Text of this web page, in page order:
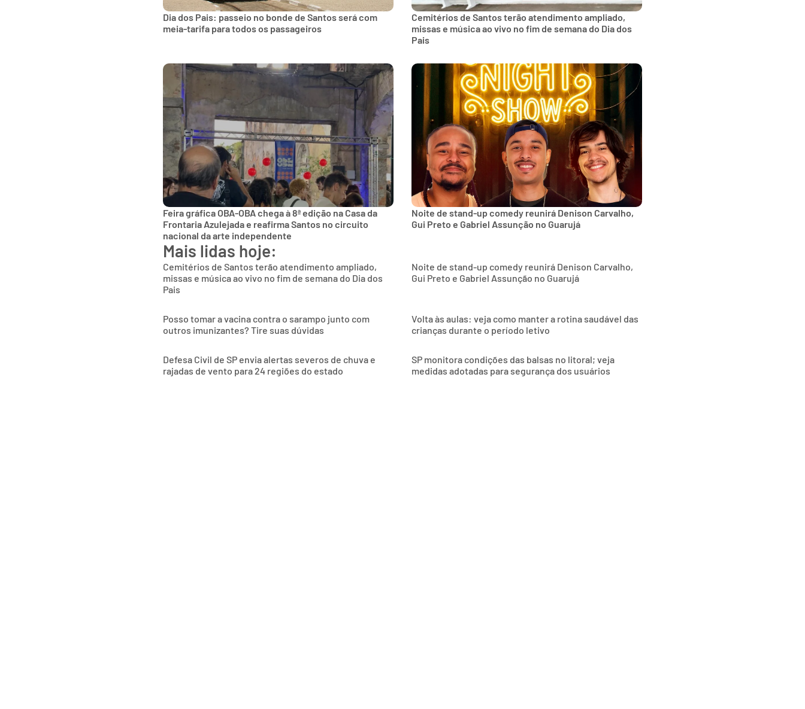
Dia dos Pais: passeio no bonde de Santos será com
meia-tarifa para todos os passageiros
Cemitérios de Santos terão atendimento ampliado,
missas e música ao vivo no fim de semana do Dia dos
Pais
Feira gráfica OBA-OBA chega à 8ª edição na Casa da
Frontaria Azulejada e reafirma Santos no circuito
nacional da arte independente
Noite de stand-up comedy reunirá Denison Carvalho,
Gui Preto e Gabriel Assunção no Guarujá
Mais lidas hoje:
Cemitérios de Santos terão atendimento ampliado,
missas e música ao vivo no fim de semana do Dia dos
Pais
Noite de stand-up comedy reunirá Denison Carvalho,
Gui Preto e Gabriel Assunção no Guarujá
Posso tomar a vacina contra o sarampo junto com
outros imunizantes? Tire suas dúvidas
Volta às aulas: veja como manter a rotina saudável das
crianças durante o período letivo
Defesa Civil de SP envia alertas severos de chuva e
rajadas de vento para 24 regiões do estado
SP monitora condições das balsas no litoral; veja
medidas adotadas para segurança dos usuários